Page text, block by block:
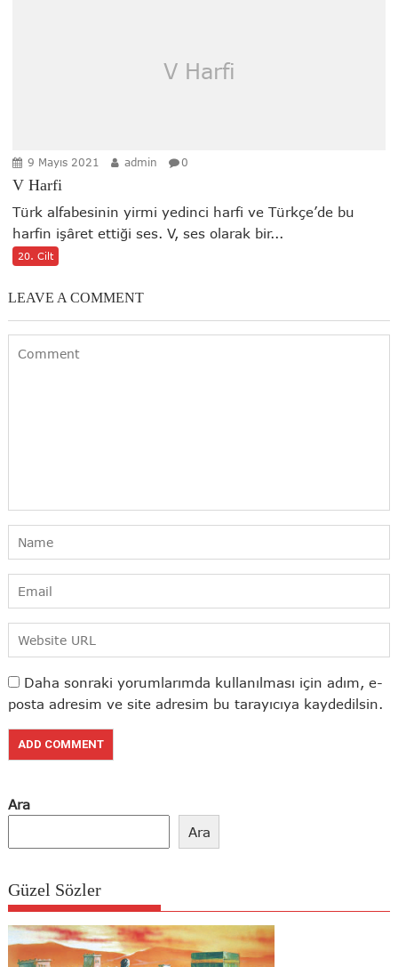
V Harfi
9 Mayıs 2021 admin 0
V Harfi
Türk alfabesinin yirmi yedinci harfi ve Türkçe’de bu
harfin işâret ettiği ses. V, ses olarak bir...
20. Cilt
LEAVE A COMMENT
Daha sonraki yorumlarımda kullanılması için adım, e-
posta adresim ve site adresim bu tarayıcıya kaydedilsin.
Ara
Ara
Güzel Sözler